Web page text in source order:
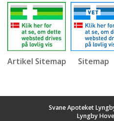
Artikel Sitemap Sitemap
Svane Apoteket
Lyngby